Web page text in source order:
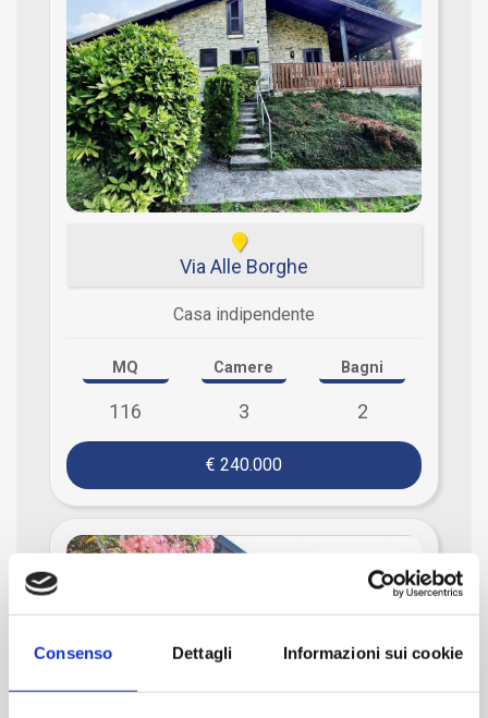
Consenso Dettagli Informazioni sui cookie
Via Alle Borghe
Casa indipendente
MQ
116
Camere
3
Bagni
2
€ 240.000